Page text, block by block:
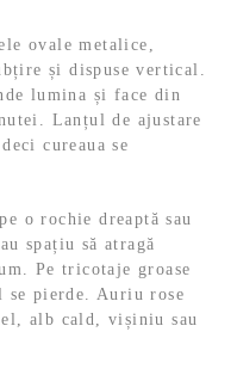
ovale metalice,
și dispuse vertical.
lumina și face din
Lanțul de ajustare
cureaua se
o rochie dreaptă sau
spațiu să atragă
Pe tricotaje groase
se pierde. Auriu rose
alb cald, vișiniu sau